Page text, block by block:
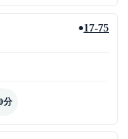
●17-75
分